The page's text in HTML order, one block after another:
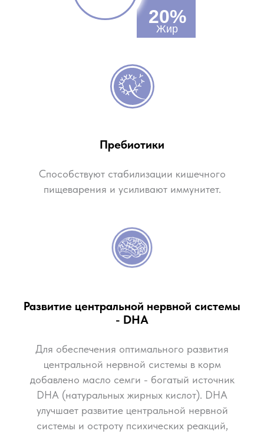
20%
Жир
Пребиотики
Способствуют стабилизации кишечного
пищеварения и усиливают иммунитет.
Развитие центральной нервной системы
- DHA
Для обеспечения оптимального развития
центральной нервной системы в корм
добавлено масло семги - богатый источник
DHA (натуральных жирных кислот). DHA
улучшает развитие центральной нервной
системы и остроту психических реакций,
Make great presentations, longreads, and landing pages, as well as photo
stories, blogs, lookbooks, and all other kinds of content oriented projects.